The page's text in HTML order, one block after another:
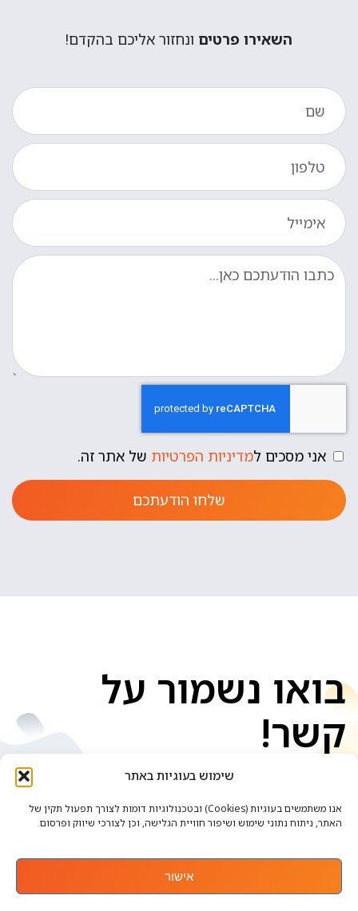
שימוש בעוגיות באתר
אנו משתמשים בעוגיות (Cookies) ובטכנולוגיות דומות לצורך תפעול תקין של
האתר, ניתוח נתוני שימוש ושיפור חוויית הגלישה, וכן לצורכי שיווק ופרסום.
אישור
השאירו פרטים ונחזור אליכם בהקדם!
אני מסכים למדיניות הפרטיות של אתר זה.
שלחו הודעתכם
בואו נשמור על
קשר!